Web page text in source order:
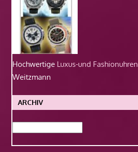
Hochwertige Luxus-und Fashionuhren
Weitzmann
ARCHIV